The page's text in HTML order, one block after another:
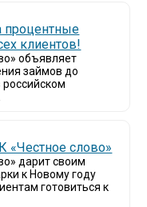
процентные
клиентов!
объявляет
займов до
«Честное слово»
дарит своим
к Новому году
готовиться к